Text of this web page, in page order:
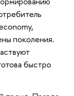
поколения.
быстро